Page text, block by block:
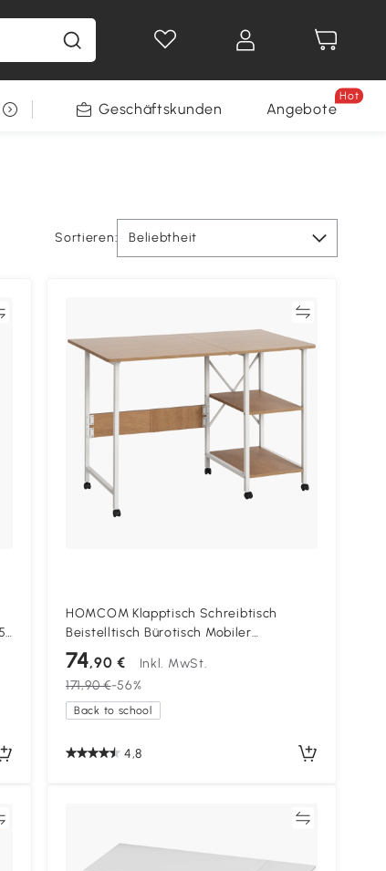
Gewinnspiele
RestpostenGeschäftskunden Angebote
Hot
Sortieren: Beliebtheit
HOMCOM Klapptisch Schreibtisch
Beistelltisch Bürotisch Mobiler
Computertisch mit Rollen MDF Natur 107
x 55 x 76 cm
74,90 €
Inkl. MwSt.
171,90 €-56%
Back to school
4,8